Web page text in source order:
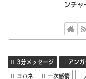
ンチャ
3分メッセージ アンガ
ヨハネ 一次感情